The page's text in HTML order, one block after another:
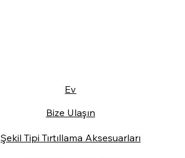
Ev
Bize Ulaşın
Şekil Tipi Tırtıllama Aksesuarları